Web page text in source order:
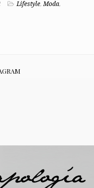
Lifestyle,Moda,